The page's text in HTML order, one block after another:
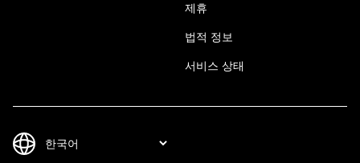
제휴
법적 정보
서비스 상태